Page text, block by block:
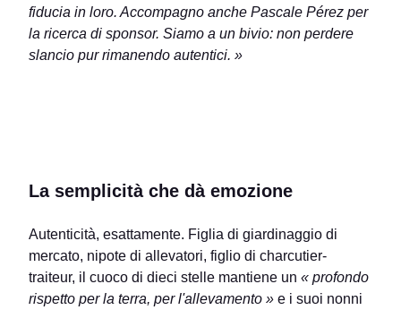
fiducia in loro. Accompagno anche Pascale Pérez per
la ricerca di sponsor. Siamo a un bivio: non perdere
slancio pur rimanendo autentici. »
La semplicità che dà emozione
Autenticità, esattamente. Figlia di giardinaggio di
mercato, nipote di allevatori, figlio di charcutier-
traiteur, il cuoco di dieci stelle mantiene un « profondo
rispetto per la terra, per l'allevamento » e i suoi nonni